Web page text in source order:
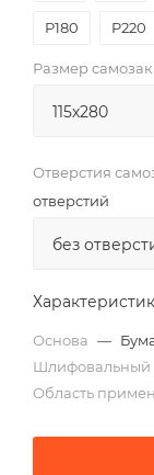
P180 P220
Размер
Отверстия
отверстий
Основа —
Шлифовальный
Область